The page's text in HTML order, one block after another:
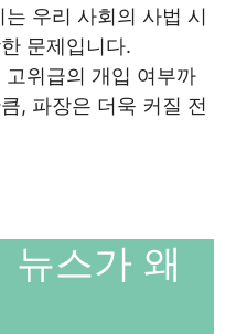
우리 사회의 사법 시
문제입니다.
위급의 개입 여부까
, 파장은 더욱 커질 전
뉴스가 왜